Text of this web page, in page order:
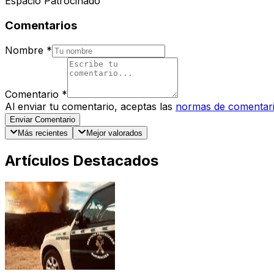
Comentarios
Nombre *
Comentario *
Al enviar tu comentario, aceptas las normas de
Enviar Comentario
Más recientes
Mejor valorados
Artículos Destacados